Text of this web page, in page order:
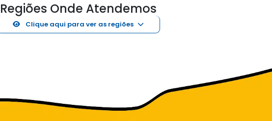
Regiões Onde Atendemos
Clique aqui para ver as regiões